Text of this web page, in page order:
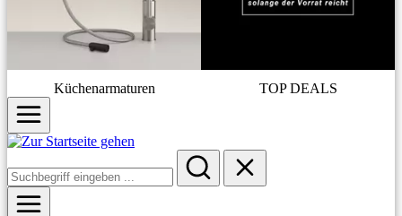
Küchenarmaturen TOP DEALS